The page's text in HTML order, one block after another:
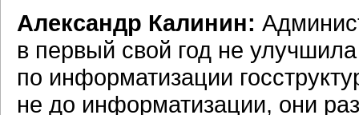
Александр Калинин:
в первый свой год не
по информатизации
не до информатизации, они